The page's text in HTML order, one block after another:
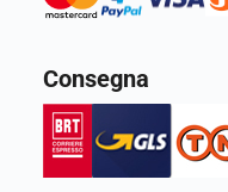
Consegna